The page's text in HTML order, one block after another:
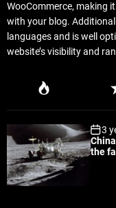
WooCommerce, making
with your blog.
languages and is well
website’s visibility and
P
l
a
r
R
e
n
3
the